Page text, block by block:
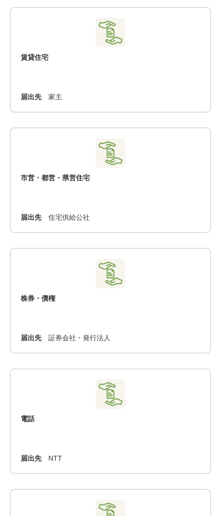
賃貸住宅
届出先家主
市営・都営・県営住宅
届出先住宅供給公社
株券・債権
届出先証券会社・発行法人
電話
届出先NTT